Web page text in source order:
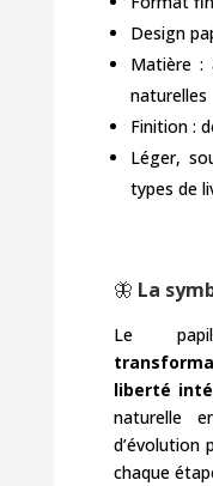
Design
Matière :
naturelles
Finition :
Léger,
types de
🦋 La
Le
liberté
naturelle
d’évolution
chaque